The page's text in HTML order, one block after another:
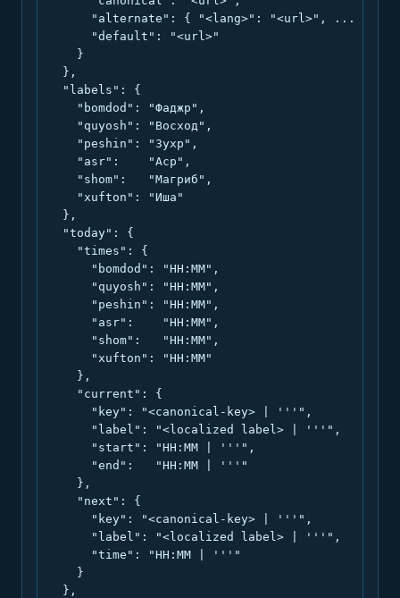
      "alternate": { "<lang>": "<url>", ... },
      "default": "<url>"
    }
  },
  "labels": {
    "bomdod": "Фаджр",
    "quyosh": "Восход",
    "peshin": "Зухр",
    "asr":    "Аср",
    "shom":   "Магриб",
    "xufton": "Иша"
  },
  "today": {
    "times": {
      "bomdod": "HH:MM",
      "quyosh": "HH:MM",
      "peshin": "HH:MM",
      "asr":    "HH:MM",
      "shom":   "HH:MM",
      "xufton": "HH:MM"
    },
    "current": {
      "key": "<canonical-key> | '''",
      "label": "<localized label> | '''",
      "start": "HH:MM | '''",
      "end":   "HH:MM | '''"
    },
    "next": {
      "key": "<canonical-key> | '''",
      "label": "<localized label> | '''",
      "time": "HH:MM | '''"
    }
  },